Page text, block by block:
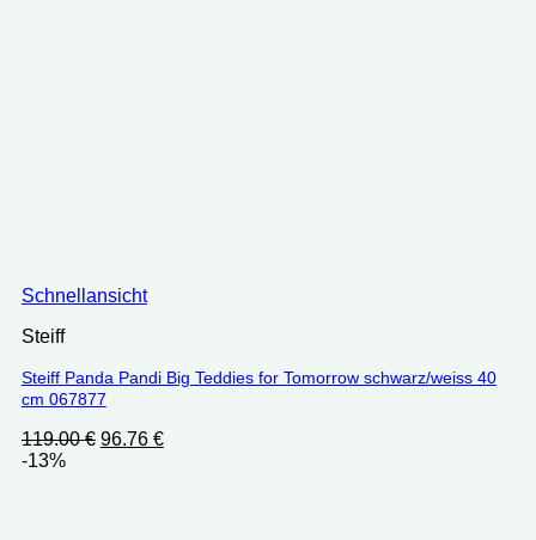
Schnellansicht
Steiff
Steiff Panda Pandi Big Teddies for Tomorrow schwarz/weiss 40
cm 067877
119.00€ Ursprünglicher
96.76 €Aktueller
-13%